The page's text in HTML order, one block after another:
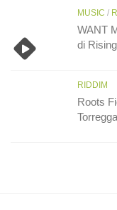
MUSIC /
WANT
di
RIDDIM
Roots